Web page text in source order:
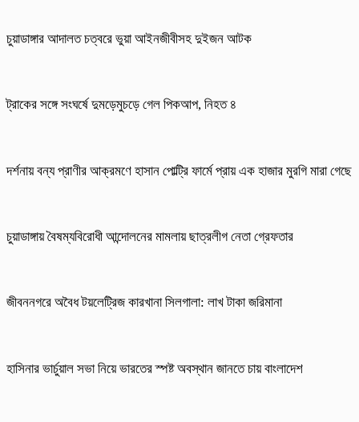
চুয়াডাঙ্গার আদালত চত্বরে ভুয়া আইনজীবীসহ দুইজন আটক
ট্রাকের সঙ্গে সংঘর্ষে দুমড়েমুচড়ে গেল পিকআপ, নিহত ৪
দর্শনায় বন্য প্রাণীর আক্রমণে হাসান পোল্ট্রি ফার্মে প্রায় এক হাজার মুরগি মারা গেছে
চুয়াডাঙ্গায় বৈষম্যবিরোধী আন্দোলনের মামলায় ছাত্রলীগ নেতা গ্রেফতার
জীবননগরে অবৈধ টয়লেট্রিজ কারখানা সিলগালা: লাখ টাকা জরিমানা
হাসিনার ভার্চুয়াল সভা নিয়ে ভারতের স্পষ্ট অবস্থান জানতে চায় বাংলাদেশ